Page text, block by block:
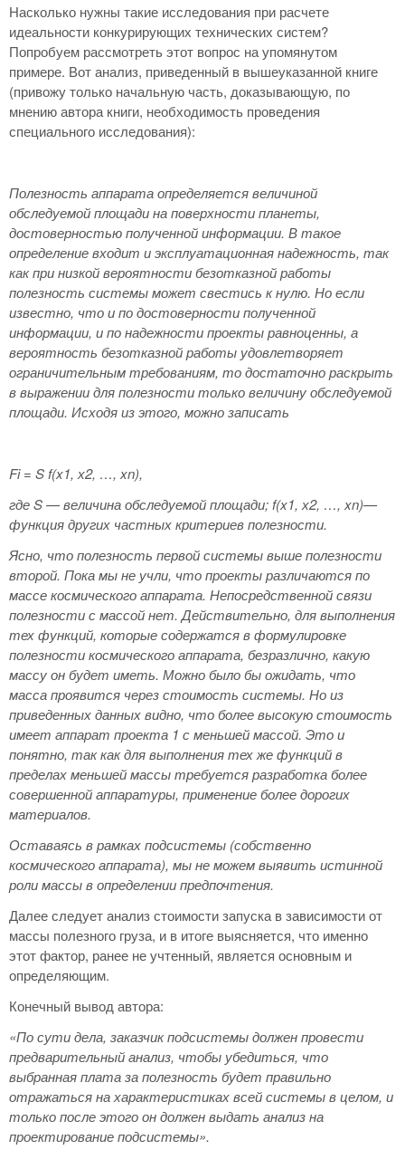
Насколько нужны такие исследования при расчете
идеальности конкурирующих технических систем?
Попробуем рассмотреть этот вопрос на упомянутом
примере. Вот анализ, приведенный в вышеуказанной книге
(привожу только начальную часть, доказывающую, по
мнению автора книги, необходимость проведения
специального исследования):
Полезность аппарата определяется величиной
обследуемой площади на поверхности планеты,
достоверностью полученной информации. В такое
определение входит и эксплуатационная надежность, так
как при низкой вероятности безотказной работы
полезность системы может свестись к нулю. Но если
известно, что и по достоверности полученной
информации, и по надежности проекты равноценны, а
вероятность безотказной работы удовлетворяет
ограничительным требованиям, то достаточно раскрыть
в выражении для полезности только величину обследуемой
площади. Исходя из этого, можно записать
Fi= S f(x1, х2, …, xn),
где S — величина обследуемой площади; f(x1, х2, …, xn)—
функция других частных критериев полезности.
Ясно, что полезность первой системы выше полезности
второй. Пока мы не учли, что проекты различаются по
массе космического аппарата. Непосредственной связи
полезности с массой нет. Действительно, для выполнения
тех функций, которые содержатся в формулировке
полезности космического аппарата, безразлично, какую
массу он будет иметь. Можно было бы ожидать, что
масса проявится через стоимость системы. Но из
приведенных данных видно, что более высокую стоимость
имеет аппарат проекта 1 с меньшей массой. Это и
понятно, так как для выполнения тех же функций в
пределах меньшей массы требуется разработка более
совершенной аппаратуры, применение более дорогих
материалов.
Оставаясь в рамках подсистемы (собственно
космического аппарата), мы не можем выявить истинной
роли массы в определении предпочтения.
Далее следует анализ стоимости запуска в зависимости от
массы полезного груза, и в итоге выясняется, что именно
этот фактор, ранее не учтенный, является основным и
определяющим.
Конечный вывод автора:
«По сути дела, заказчик подсистемы должен провести
предварительный анализ, чтобы убедиться, что
выбранная плата за полезность будет правильно
отражаться на характеристиках всей системы в целом, и
только после этого он должен выдать анализ на
проектирование подсистемы».